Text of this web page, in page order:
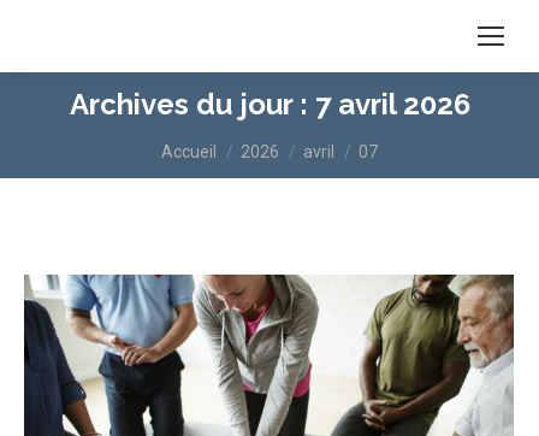
Archives du jour : 7 avril 2026
Vous êtes ici :
Accueil 2026 avril 07